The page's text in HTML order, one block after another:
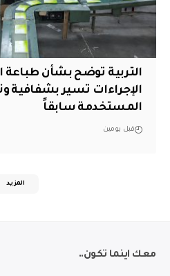
التربية توضح بشأن طباعة
الإجراءات تسير بشفافية
المستخدمة سابقاً
قبل يومين
المزيد
معك اينما تكون..